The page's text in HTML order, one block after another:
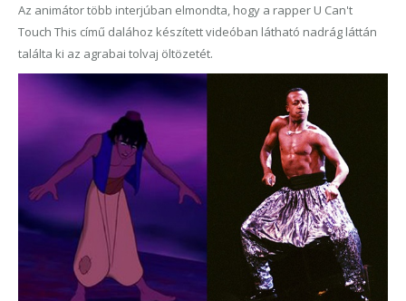
Az animátor több interjúban elmondta, hogy a rapper U Can't
Touch This című dalához készített videóban látható nadrág láttán
találta ki az agrabai tolvaj öltözetét.